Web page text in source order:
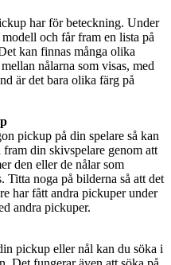
har för beteckning. Under
och får fram en lista på
kan finnas många olika
nålarna som visas, med
är det bara olika färg på
pickup på din spelare så kan
din skivspelare genom att
den eller de nålar som
Titta noga på bilderna så att det
har fått andra pickuper under
andra pickuper.
pickup eller nål kan du söka i